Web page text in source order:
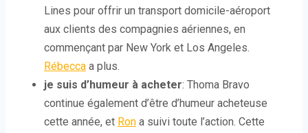
Lines pour offrir un transport domicile-aéroport
aux clients des compagnies aériennes, en
commençant par New York et Los Angeles.
Rébecca a plus.
je suis d’humeur à acheter: Thoma Bravo
continue également d’être d’humeur acheteuse
cette année, et Ron a suivi toute l’action. Cette